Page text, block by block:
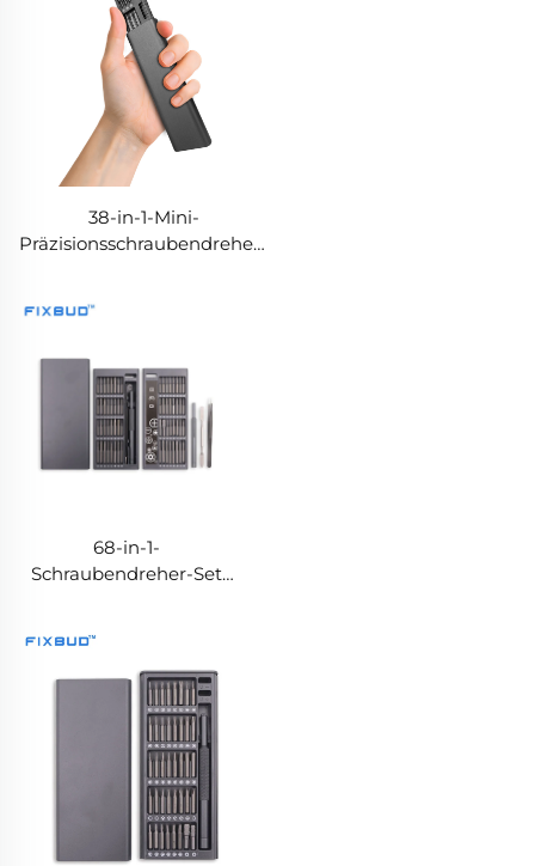
38-in-1-Mini-
Präzisionsschraubendreher-
doppelseitigen S2-Stahl-
Magnetisierer und
Entmagnetisierer
68-in-1-
Schraubendreher-Set